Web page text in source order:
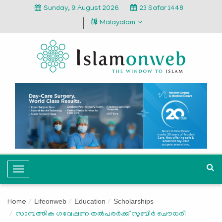
Sunday, 9 August 2026
23 Safar 1448
Malayalam
T
o
g
l
Home Lifeonweb Education Scholarships
സാമ്പത്തിക ഗവേഷണ തല്‍പരര്‍ക്ക് സുബിര്‍ ചൌധരി